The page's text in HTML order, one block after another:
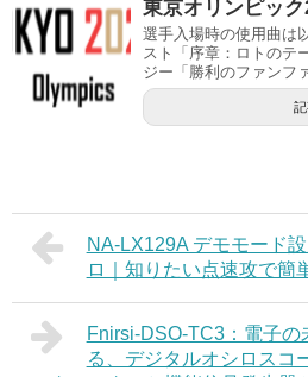
東京オリンピッ
選手入場時の使用曲は
スト「序章：ロトのテ
ジー「勝利のファンフ
NA-LX129A デモモード
ロ｜知りたい点速攻で簡
Fnirsi-DSO-TC3：電子
る、デジタルオシロスコ